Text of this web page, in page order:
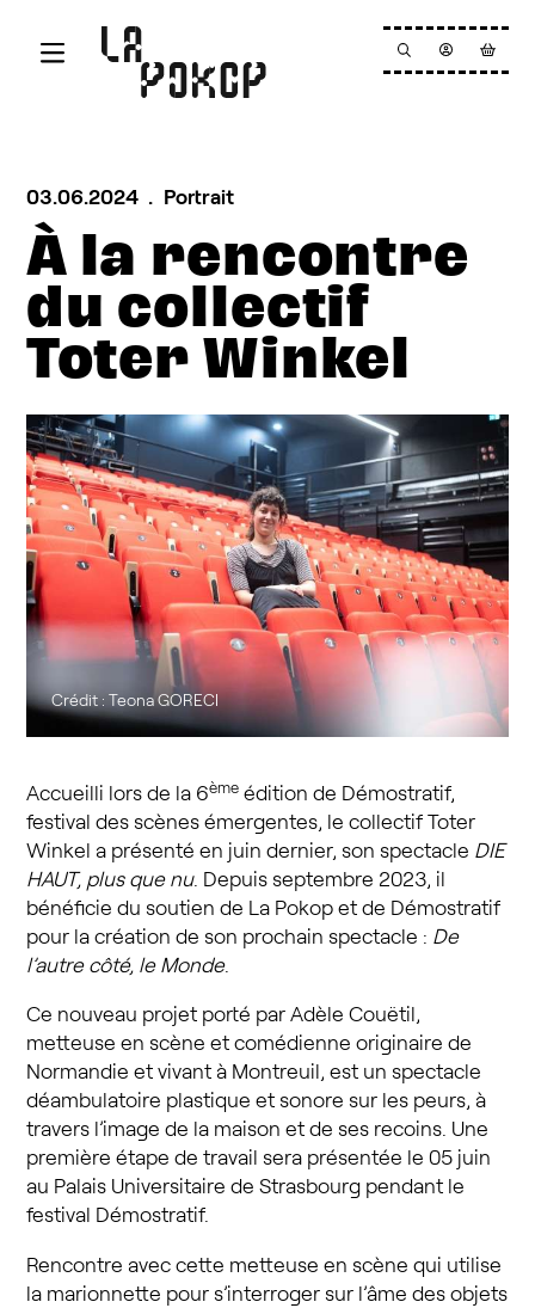
03.06.2024 . Portrait
À la rencontre
du collectif
Toter Winkel
Crédit : Teona GORECI
Accueilli lors de la 6èmeédition de Démostratif,
festival des scènes émergentes, le collectif Toter
Winkel a présenté en juin dernier, son spectacle DIE
HAUT, plus que nu. Depuis septembre 2023, il
bénéficie du soutien de La Pokop et de Démostratif
pour la création de son prochain spectacle : De
l’autre côté, le Monde.
Ce nouveau projet porté par Adèle Couëtil,
metteuse en scène et comédienne originaire de
Normandie et vivant à Montreuil, est un spectacle
déambulatoire plastique et sonore sur les peurs, à
travers l’image de la maison et de ses recoins. Une
première étape de travail sera présentée le 05 juin
au Palais Universitaire de Strasbourg pendant le
festival Démostratif.
Rencontre avec cette metteuse en scène qui utilise
la marionnette pour s’interroger sur l’âme des objets
La Pokop
Résidence
Actualités
Billetterie
Infos pratiques
Nous contacter